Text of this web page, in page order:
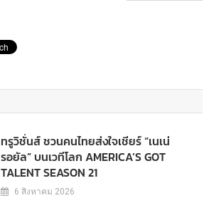
ทรูวิชั่นส์ ชวนคนไทยส่งใจเชียร์ “เนเน่
รอยัล” บนเวทีโลก AMERICA’S GOT
TALENT SEASON 21
6 สิงหาคม 2026